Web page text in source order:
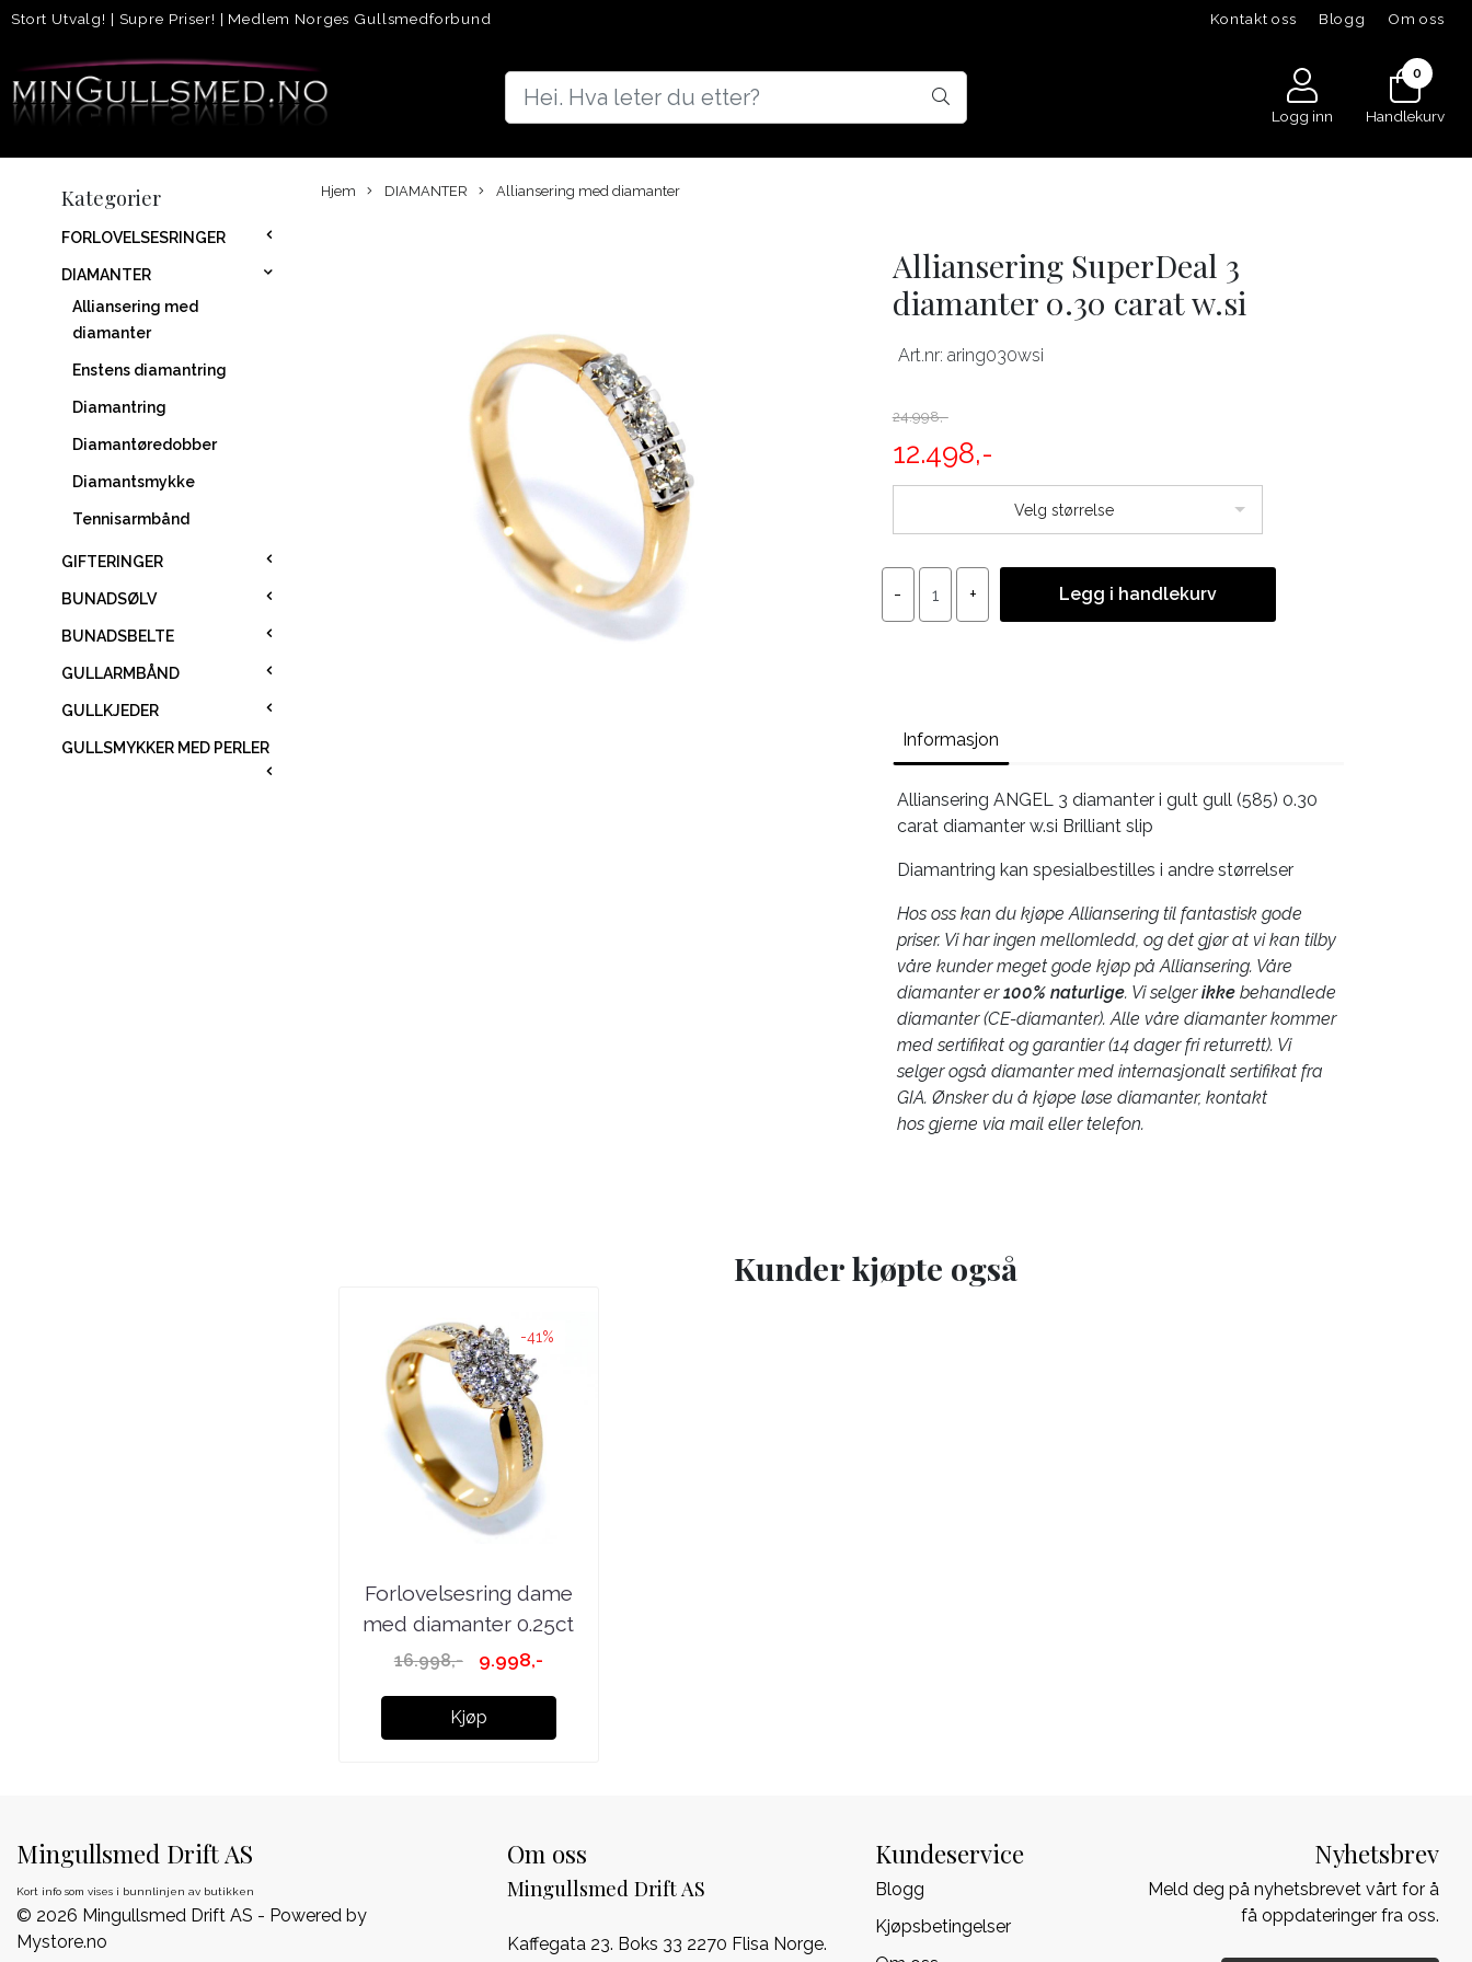
Stort Utvalg! | Supre Priser! | Medlem Norges Gullsmedforbund Kontakt oss Blogg Om oss
Logg inn
0
Handlekurv
Kategorier
FORLOVELSESRINGER
DIAMANTER
Alliansering med
diamanter
Enstens diamantring
Diamantring
Diamantøredobber
Diamantsmykke
Tennisarmbånd
GIFTERINGER
BUNADSØLV
BUNADSBELTE
GULLARMBÅND
GULLKJEDER
GULLSMYKKER MED PERLER
Hjem DIAMANTER Alliansering med diamanter
Alliansering SuperDeal 3
diamanter 0.30 carat w.si
Art.nr: aring030wsi
24.998,-
12.498,-
Velg størrelse
Legg i handlekurv
Informasjon
Alliansering ANGEL 3 diamanter i gult gull (585) 0.30
carat diamanter w.si Brilliant slip
Diamantring kan spesialbestilles i andre størrelser
Hos oss kan du kjøpe Alliansering til fantastisk gode
priser. Vi har ingen mellomledd, og det gjør at vi kan tilby
våre kunder meget gode kjøp på Alliansering. Våre
diamanter er100% naturlige. Vi selgerikkebehandlede
diamanter (CE-diamanter). Alle våre diamanter kommer
med sertifikat og garantier (14 dager fri returrett). Vi
selger også diamanter med internasjonalt sertifikat fra
GIA. Ønsker du å kjøpe løse diamanter, kontakt
hos gjerne via mail eller telefon.
Kunder kjøpte også
-41%
Forlovelsesring dame
med diamanter 0.25ct
w.si
16.998,- 9.998,-
Kjøp
Mingullsmed Drift AS
Kort info som vises i bunnlinjen av butikken
© 2026 Mingullsmed Drift AS - Powered by
Mystore.no
Om oss
Mingullsmed Drift AS
Kaffegata 23. Boks 33 2270 Flisa Norge.
Kundeservice
Blogg
Kjøpsbetingelser
Nyhetsbrev
Meld deg på nyhetsbrevet vårt for å
få oppdateringer fra oss.